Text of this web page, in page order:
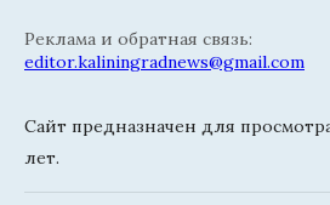
Реклама и обратная связь:
editor.kaliningradnews@gmail.com
Сайт предназначен для
лет.